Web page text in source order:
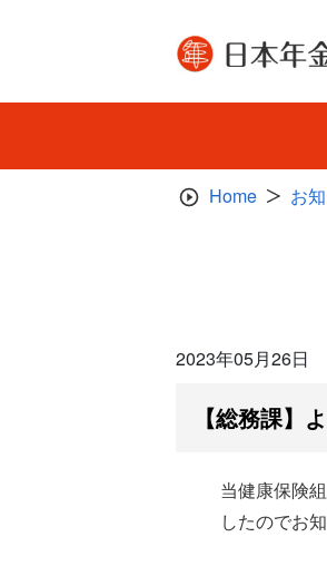
Home お
2023年05月26日
【総務課】
当健康保険
したのでお